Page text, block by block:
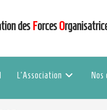
des ForcesO
L’Association